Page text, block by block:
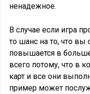
ненадежное.
В случае если игра
то шанс на то, что вы
повышается в
всего потому, что в
карт и все они
пример может